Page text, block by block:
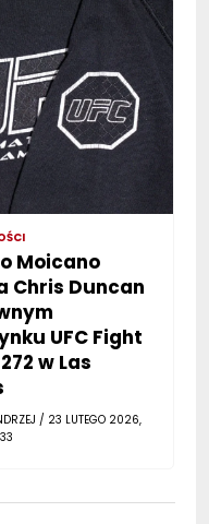
Moicano
Chris Duncan
UFC Fight
w Las
/ 23 LUTEGO 2026,